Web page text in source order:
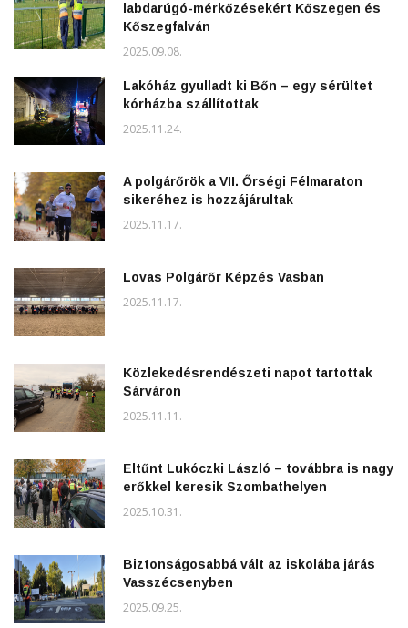
labdarúgó-mérkőzésekért Kőszegen és
Kőszegfalván
2025.09.08.
Lakóház gyulladt ki Bőn – egy sérültet
kórházba szállítottak
2025.11.24.
A polgárőrök a VII. Őrségi Félmaraton
sikeréhez is hozzájárultak
2025.11.17.
Lovas Polgárőr Képzés Vasban
2025.11.17.
Közlekedésrendészeti napot tartottak
Sárváron
2025.11.11.
Eltűnt Lukóczki László – továbbra is nagy
erőkkel keresik Szombathelyen
2025.10.31.
Biztonságosabbá vált az iskolába járás
Vasszécsenyben
2025.09.25.